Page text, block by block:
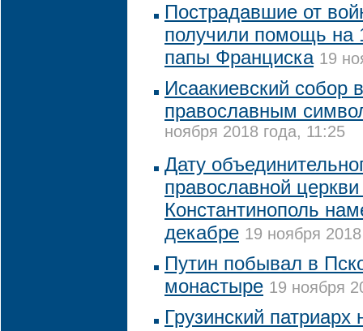
Пострадавшие от
получили помощь на
папы Франциска 19
Исаакиевский собор
православным
ноября 2018 года, 11:25
Дату
православной
Константинополь
декабре 19 ноября
Путин побывал в
монастыре 19 ноября
Грузинский